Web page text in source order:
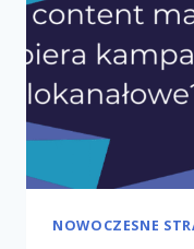
NOWOCZESNE